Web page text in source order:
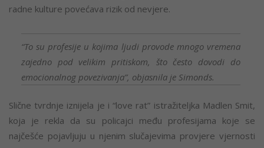
radne kulture povećava rizik od nevjere.
“To su profesije u kojima ljudi provode mnogo vremena
zajedno pod velikim pritiskom, što često dovodi do
emocionalnog povezivanja”, objasnila je Simonds.
Slične tvrdnje iznijela je i “love rat” istražiteljka Madlen Smit,
koja je rekla da su policajci među profesijama koje se
najčešće pojavljuju u njenim slučajevima provjere vjernosti